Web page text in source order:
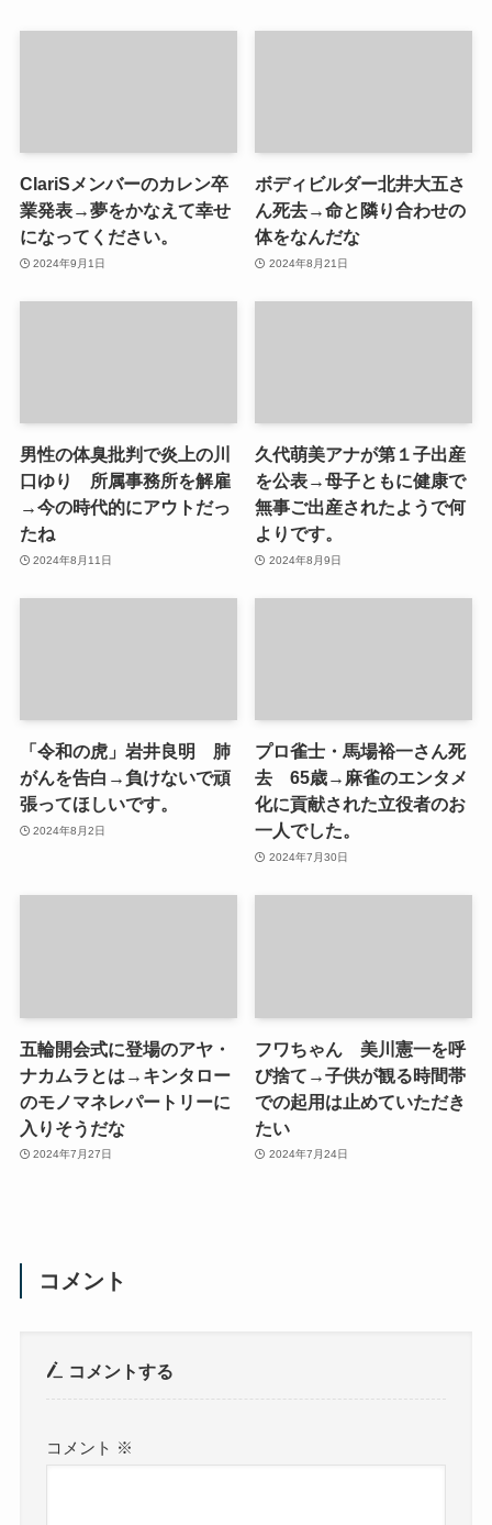
ClariSメンバーのカレン卒
業発表→夢をかなえて幸せ
になってください。
2024年9月1日
ボディビルダー北井大五さ
ん死去→命と隣り合わせの
体をなんだな
2024年8月21日
男性の体臭批判で炎上の川
口ゆり 所属事務所を解雇
→今の時代的にアウトだっ
たね
2024年8月11日
久代萌美アナが第１子出産
を公表→母子ともに健康で
無事ご出産されたようで何
よりです。
2024年8月9日
「令和の虎」岩井良明 肺
がんを告白→負けないで頑
張ってほしいです。
2024年8月2日
プロ雀士・馬場裕一さん死
去 65歳→麻雀のエンタメ
化に貢献された立役者のお
一人でした。
2024年7月30日
五輪開会式に登場のアヤ・
ナカムラとは→キンタロー
のモノマネレパートリーに
入りそうだな
2024年7月27日
フワちゃん 美川憲一を呼
び捨て→子供が観る時間帯
での起用は止めていただき
たい
2024年7月24日
コメント
コメントする
コメント ※